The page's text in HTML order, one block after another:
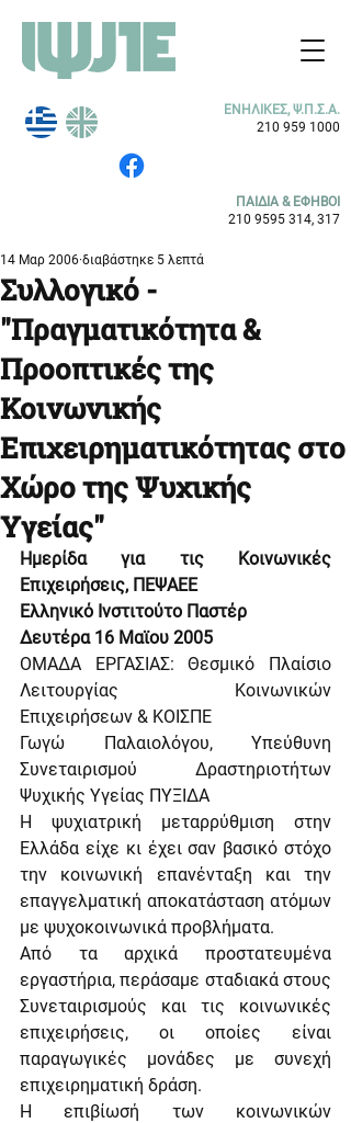
ΕΝΗΛΙΚΕΣ, Ψ.Π.Σ.Α.
210 959 1000
ΠΑΙΔΙΑ & ΕΦΗΒΟΙ
210 9595 314, 317
Συλλογικό -
"Πραγματικότητα &
Προοπτικές της
Κοινωνικής
Επιχειρηματικότητας στο
Χώρο της Ψυχικής
Υγείας"
14 Μαρ 2006 διαβάστηκε 5 λεπτά
Ημερίδα για τις Κοινωνικές
Επιχειρήσεις, ΠΕΨΑΕΕ
Ελληνικό Ινστιτούτο Παστέρ
Δευτέρα 16 Μαϊου 2005
ΟΜΑΔΑ ΕΡΓΑΣΙΑΣ: Θεσμικό Πλαίσιο
Λειτουργίας Κοινωνικών
Επιχειρήσεων & ΚΟΙΣΠΕ
Γωγώ Παλαιολόγου, Υπεύθυνη
Συνεταιρισμού Δραστηριοτήτων
Ψυχικής Υγείας ΠΥΞΙΔΑ
Η ψυχιατρική μεταρρύθμιση στην
Ελλάδα είχε κι έχει σαν βασικό στόχο
την κοινωνική επανένταξη και την
επαγγελματική αποκατάσταση ατόμων
με ψυχοκοινωνικά προβλήματα.
Από τα αρχικά προστατευμένα
εργαστήρια, περάσαμε σταδιακά στους
Συνεταιρισμούς και τις κοινωνικές
επιχειρήσεις, οι οποίες είναι
παραγωγικές μονάδες με συνεχή
επιχειρηματική δράση.
Η επιβίωσή των κοινωνικών